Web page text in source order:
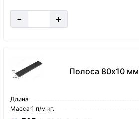
- +
Полоса 80х10 мм
Длина
Масса 1 п/м кг.